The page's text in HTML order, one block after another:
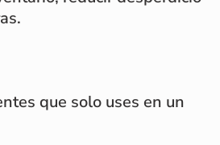
que solo uses en un